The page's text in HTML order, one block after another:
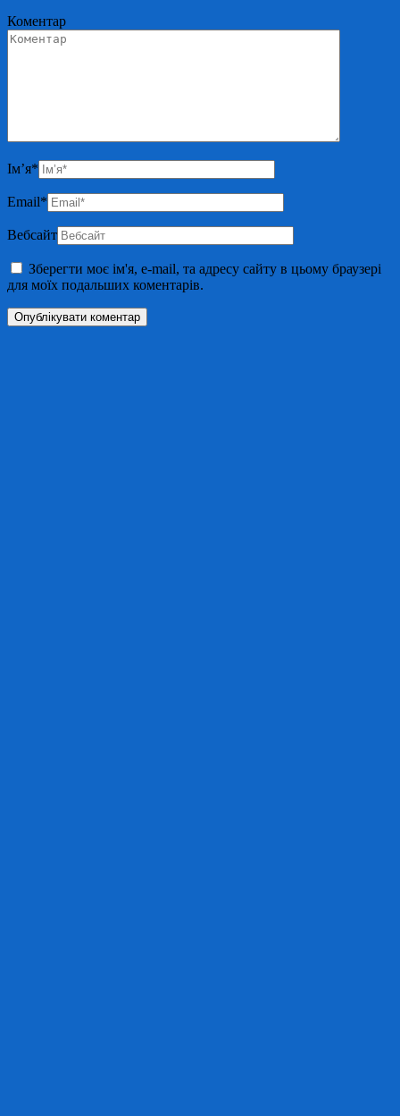
Коментар
Ім’я*
Email*
Вебсайт
Зберегти моє ім'я, e-mail, та адресу сайту в цьому браузері
для моїх подальших коментарів.